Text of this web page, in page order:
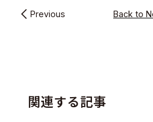
Previous Back to
関連する記事